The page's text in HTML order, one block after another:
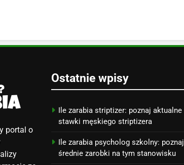
portal o
Ostatnie wpisy
Ile zarabia striptizer: poznaj aktualne
stawki męskiego striptizera
Ile zarabia psycholog szkolny: poznaj
średnie zarobki na tym stanowisku